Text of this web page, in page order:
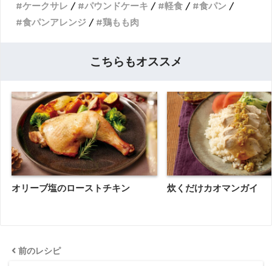
ケークサレ パウンドケーキ 軽食
食パン
食パンアレンジ
鶏もも肉
こちらもオススメ
オリーブ塩のローストチキン 炊くだけカオマンガイ
前のレシピ